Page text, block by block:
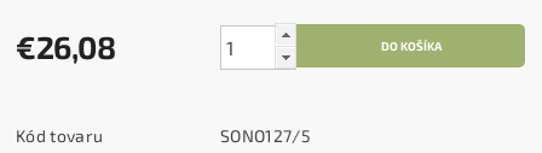
€26,08
Kód tovaru SONO127/5